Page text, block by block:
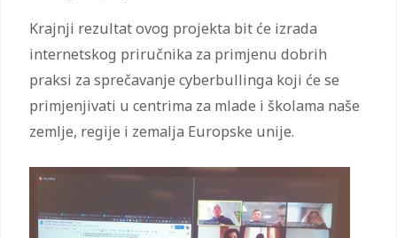
Krajnji rezultat ovog projekta bit će izrada
internetskog priručnika za primjenu dobrih
praksi za sprečavanje cyberbullinga koji će se
primjenjivati u centrima za mlade i školama naše
zemlje, regije i zemalja Europske unije.